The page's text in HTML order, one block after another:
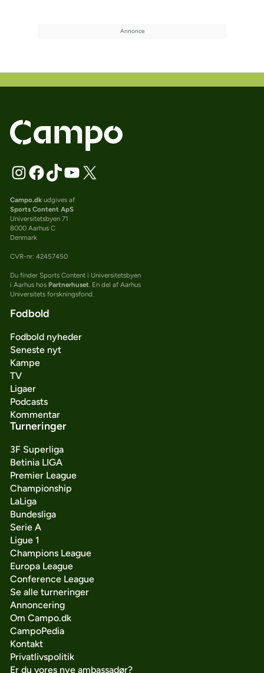
Campo.dkudgives af
Sports Content ApS
Universitetsbyen 71
8000 Aarhus C
Denmark
CVR-nr: 42457450
Du finder Sports Content i Universitetsbyen
i Aarhus hos Partnerhuset . En del af Aarhus
Universitets forskningsfond.
Fodbold
Fodbold nyheder
Seneste nyt
Kampe
TV
Ligaer
Podcasts
Kommentar
Turneringer
3F Superliga
Betinia LIGA
Premier League
Championship
LaLiga
Bundesliga
Serie A
Ligue 1
Champions League
Europa League
Conference League
Se alle turneringer
Annoncering
Om Campo.dk
CampoPedia
Kontakt
Privatlivspolitik
Er du vores nye ambassadør?